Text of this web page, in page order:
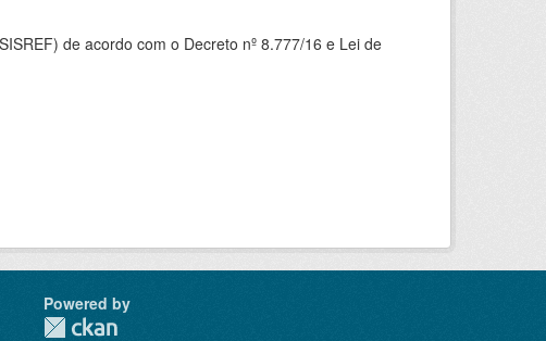
de acordo com o Decreto nº 8.777/16 e Lei de
Powered by